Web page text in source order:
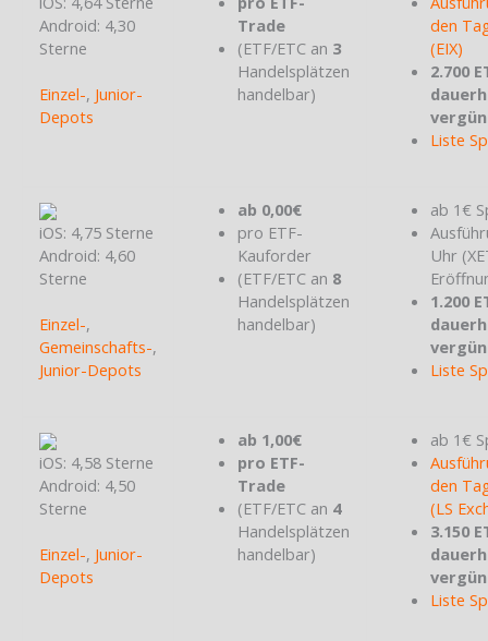
Android: 4,30
Sterne
Einzel-, Junior-
Depots
Trade
(ETF/ETC an 3
Handelsplätzen
handelbar)
den
(EIX)
2.700
Liste
iOS: 4,75 Sterne
Android: 4,60
Sterne
Einzel-,
Gemeinschafts-,
Junior-Depots
ab 0,00€
pro ETF-
Kauforder
(ETF/ETC an 8
Handelsplätzen
handelbar)
ab 1€
Uhr
1.200
Liste
iOS: 4,58 Sterne
Android: 4,50
Sterne
Einzel-, Junior-
Depots
ab 1,00€
pro ETF-
Trade
(ETF/ETC an 4
Handelsplätzen
handelbar)
ab 1€
den
(LS
3.150
Liste